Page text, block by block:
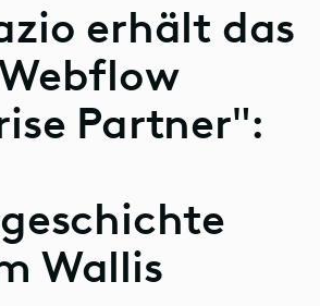
erhält das
Partner":
Wallis